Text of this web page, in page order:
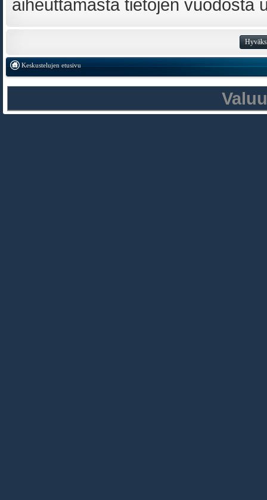
aiheuttamasta tietojen vuodosta
Keskustelujen etusivu